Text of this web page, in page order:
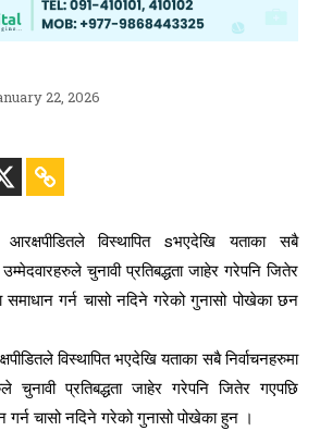
22, 2026
विस्थापित sभएदेखि यताका सबै
चुनावी प्रतिबद्धता जाहेर गरेपनि जितेर
गर्न चासो नदिने गरेको गुनासो पोखेका छन
विस्थापित भएदेखि यताका सबै निर्वाचनहरुमा
चुनावी प्रतिबद्धता जाहेर गरेपनि जितेर गएपछि
चासो नदिने गरेको गुनासो पोखेका हुन ।